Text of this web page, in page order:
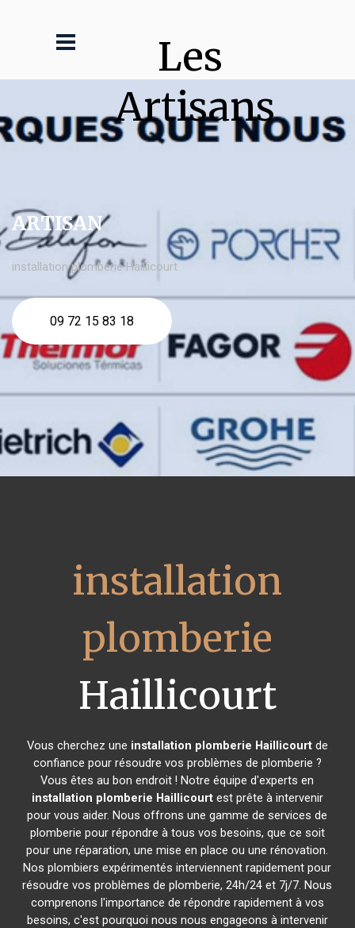
Les
Artisans
ARTISAN
installation plomberie Haillicourt
09 72 15 83 18
installation
plomberie
Haillicourt
Vous cherchez une installation plomberie Haillicourtde
confiance pour résoudre vos problèmes de plomberie ?
Vous êtes au bon endroit ! Notre équipe d'experts en
installation plomberie Haillicourtest prête à intervenir
pour vous aider. Nous offrons une gamme de services de
plomberie pour répondre à tous vos besoins, que ce soit
pour une réparation, une mise en place ou une rénovation.
Nos plombiers expérimentés interviennent rapidement pour
résoudre vos problèmes de plomberie, 24h/24 et 7j/7. Nous
comprenons l'importance de répondre rapidement à vos
besoins, c'est pourquoi nous nous engageons à intervenir